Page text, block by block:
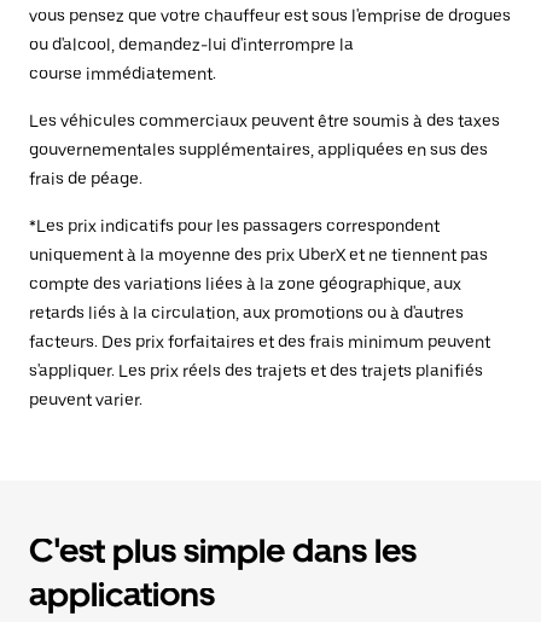
vous pensez que votre chauffeur est sous l'emprise de drogues
ou d'alcool, demandez-lui d'interrompre la
course immédiatement.
Les véhicules commerciaux peuvent être soumis à des taxes
gouvernementales supplémentaires, appliquées en sus des
frais de péage.
*Les prix indicatifs pour les passagers correspondent
uniquement à la moyenne des prix UberX et ne tiennent pas
compte des variations liées à la zone géographique, aux
retards liés à la circulation, aux promotions ou à d'autres
facteurs. Des prix forfaitaires et des frais minimum peuvent
s'appliquer. Les prix réels des trajets et des trajets planifiés
peuvent varier.
C'est plus simple dans les
applications